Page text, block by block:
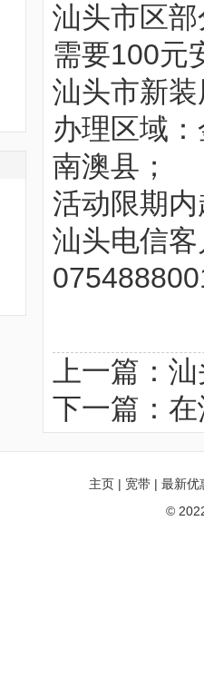
汕头市区
需要100元
汕头市新
办理区域
南澳县；
活动限期
汕头电信
上一篇：
下一篇：
主页 | 宽带 | 最新优
©